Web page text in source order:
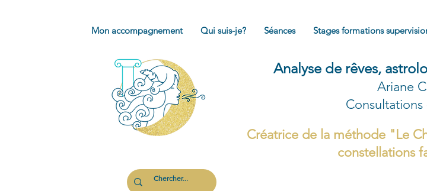
Mon accompagnement Qui suis-je? Séances Stages formations
Analyse de rêves,
Ariane
Créatrice de la méthode "Le
constellations